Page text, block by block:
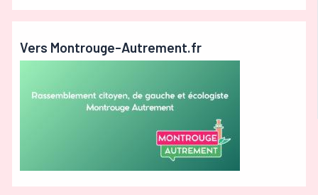
Vers Montrouge-Autrement.fr